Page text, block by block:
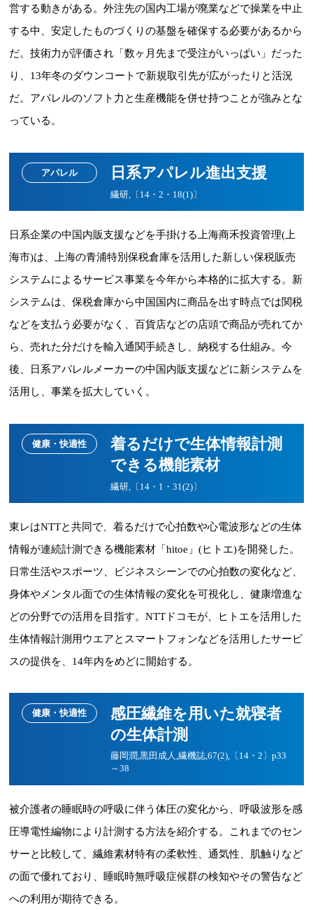
営する動きがある。外注先の国内工場が廃業などで操業を中止
する中、安定したものづくりの基盤を確保する必要があるから
だ。技術力が評価され「数ヶ月先まで受注がいっぱい」だった
り、13年冬のダウンコートで新規取引先が広がったりと活況
だ。アパレルのソフト力と生産機能を併せ持つことが強みとな
っている。
アパレル 日系アパレル進出支援
繊研,〔14・2・18(1)〕
日系企業の中国内販支援などを手掛ける上海商禾投資管理(上
海市)は、上海の青浦特別保税倉庫を活用した新しい保税販売
システムによるサービス事業を今年から本格的に拡大する。新
システムは、保税倉庫から中国国内に商品を出す時点では関税
などを支払う必要がなく、百貨店などの店頭で商品が売れてか
ら、売れた分だけを輸入通関手続きし、納税する仕組み。今
後、日系アパレルメーカーの中国内販支援などに新システムを
活用し、事業を拡大していく。
健康・快適性
着るだけで生体情報計測
できる機能素材
繊研,〔14・1・31(2)〕
東レはNTTと共同で、着るだけで心拍数や心電波形などの生体
情報が連続計測できる機能素材「hitoe」(ヒトエ)を開発した。
日常生活やスポーツ、ビジネスシーンでの心拍数の変化など、
身体やメンタル面での生体情報の変化を可視化し、健康増進な
どの分野での活用を目指す。NTTドコモが、ヒトエを活用した
生体情報計測用ウエアとスマートフォンなどを活用したサービ
スの提供を、14年内をめどに開始する。
健康・快適性
感圧繊維を用いた就寝者
の生体計測
藤岡潤,黒田成人,繊機誌,67(2),〔14・2〕p33
～38
被介護者の睡眠時の呼吸に伴う体圧の変化から、呼吸波形を感
圧導電性編物により計測する方法を紹介する。これまでのセン
サーと比較して、繊維素材特有の柔軟性、通気性、肌触りなど
の面で優れており、睡眠時無呼吸症候群の検知やその警告など
への利用が期待できる。